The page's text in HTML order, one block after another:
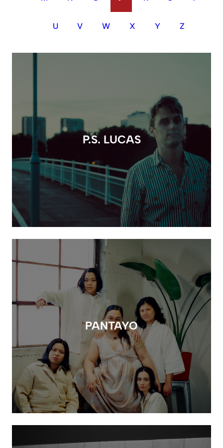
U V W X Y Z
P.S. LUCAS
PANTAYO